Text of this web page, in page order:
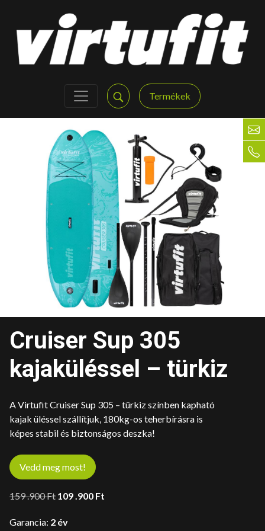
Termékek
Cruiser Sup 305
kajaküléssel – türkiz
A Virtufit Cruiser Sup 305 – türkiz színben kapható
kajak üléssel szállítjuk, 180kg-os teherbírásra is
képes stabil és biztonságos deszka!
Vedd meg most!
159 .900Ft Original
was:
109 .900 Ft
Garancia: 2 év